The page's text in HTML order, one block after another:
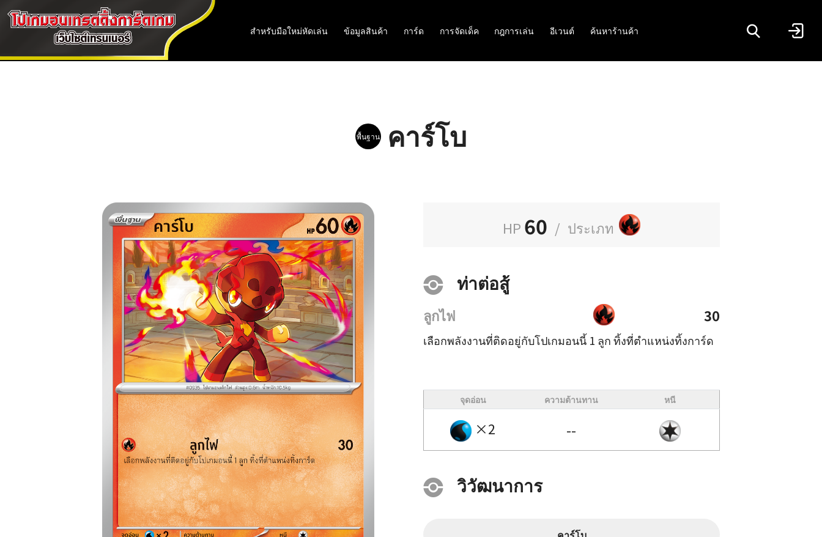
สำหรับมือใหม่หัดเล่น ข้อมูลสินค้า การ์ด การจัดเด็ค กฎการเล่น อีเวนต์ ค้นหาร้านค้า
พื้นฐาน คาร์โบ
HP 60 / ประเภท
ท่าต่อสู้
ลูกไฟ 30
เลือกพลังงานที่ติดอยู่กับโปเกมอนนี้ 1 ลูก ทิ้งที่ตำแหน่งทิ้งการ์ด
จุดอ่อน ความต้านทาน หนี
×2 --
วิวัฒนาการ